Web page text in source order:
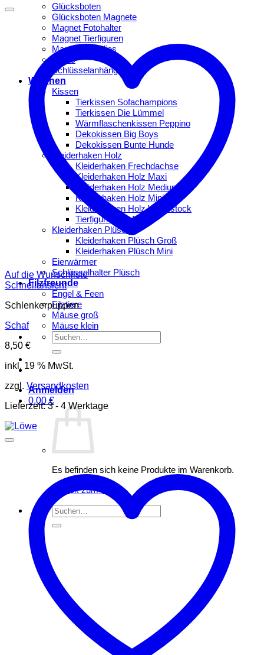
Glücksboten
Glücksboten Magnete
Magnet Fotohalter
Magnet Tierfiguren
Magnet Woodies
Mojos
Schlüsselanhänger
Wohnen
Kissen
Tierkissen Sofachampions
Tierkissen Die Lümmel
Wärmflaschenkissen Peppino
Dekokissen Big Boys
Dekokissen Bunte Hunde
Kleiderhaken Holz
Kleiderhaken Frechdachse
Kleiderhaken Holz Maxi
Kleiderhaken Holz Medium
Kleiderhaken Holz Mini
Kleiderhaken Holz Woodstock
Tierfigurhaken Mini
Kleiderhaken Plüsch
Kleiderhaken Plüsch Groß
Kleiderhaken Plüsch Mini
Eierwärmer
Schlüsselhalter Plüsch
Filzfreunde
Engel & Feen
Filztiere
Mäuse groß
Mäuse klein
Suchen
nach:
Anmelden
0,00€
Es befinden sich keine Produkte im Warenkorb.
Zurück zum Shop
Suchen
nach:
Auf die Wunschliste
Schnellansicht
Schlenkerpuppen
Schaf
8,50 €
inkl. 19 % MwSt.
zzgl. Versandkosten
Lieferzeit:3 - 4 Werktage